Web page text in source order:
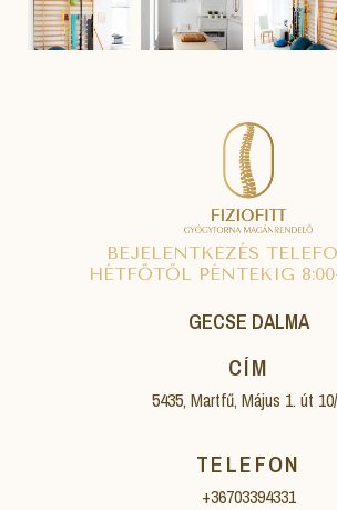
BEJELENTKEZÉS
HÉTFŐTŐL PÉNTEKIG
GECSE DALMA
CÍM
5435, Martfű, Május 1. út
TELEFON
+36703394331